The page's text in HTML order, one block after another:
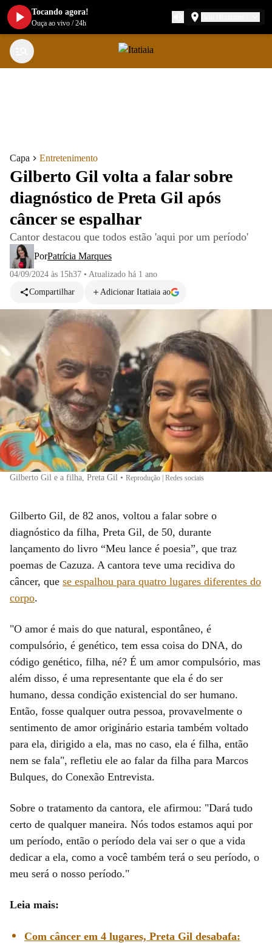
Capa Entretenimento
Gilberto Gil volta a falar sobre
diagnóstico de Preta Gil após
câncer se espalhar
Cantor destacou que todos estão 'aqui por um período'
PorPatrícia Marques
04/09/2024 às 15h37 • Atualizado há 1 ano
Compartilhar
Adicionar Itatiaia ao
Gilberto Gil e a filha, Preta Gil • Reprodução | Redes sociais
Gilberto Gil, de 82 anos, voltou a falar sobre o
diagnóstico da filha, Preta Gil, de 50, durante
lançamento do livro “Meu lance é poesia”, que traz
poemas de Cazuza. A cantora teve uma recidiva do
câncer, que se espalhou para quatro lugares diferentes do
corpo.
"O amor é mais do que natural, espontâneo, é
compulsório, é genético, tem essa coisa do DNA, do
código genético, filha, né? É um amor compulsório, mas
além disso, é uma representante que ela é do ser
humano, dessa condição existencial do ser humano.
Então, fosse qualquer outra pessoa, provavelmente o
sentimento de amor originário estaria também voltado
para ela, dirigido a ela, mas no caso, ela é filha, então
nem se fala", refletiu ele ao falar da filha para Marcos
Bulques, do Conexão Entrevista.
Sobre o tratamento da cantora, ele afirmou: "Dará tudo
certo de qualquer maneira. Nós todos estamos aqui por
um período, então o período dela vai ser o que a vida
dedicar a ela, como a você também terá o seu período, o
meu será o nosso período."
Leia mais:
Com câncer em 4 lugares, Preta Gil desabafa:
Tocando agora!
Ouça ao vivo /24h